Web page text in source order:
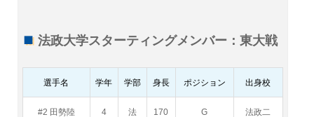
法政大学スターティングメンバー：東大戦
選手名 学年 学部 身長 ポジション 出身校
#2 田勢陸 4 法 170 G 法政二